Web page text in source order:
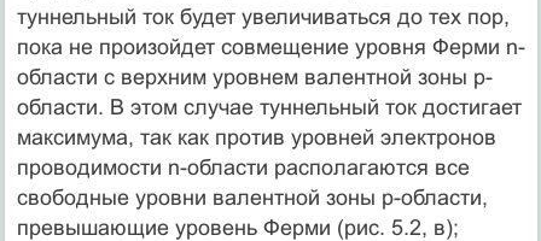
туннельный ток будет увеличиваться до тех пор,
пока не произойдет совмещение уровня Ферми n-
области с верхним уровнем валентной зоны р-
области. В этом случае туннельный ток достигает
максимума, так как против уровней электронов
проводимости n-области располагаются все
свободные уровни валентной зоны р-области,
превышающие уровень Ферми (рис. 5.2, в);